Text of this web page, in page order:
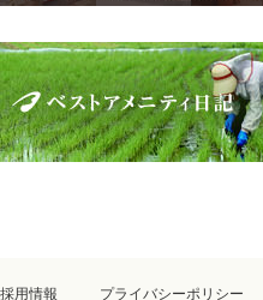
採用情報 プライバシーポリシー